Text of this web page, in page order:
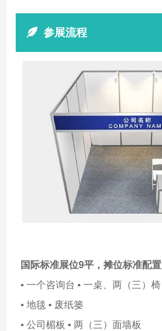
参展流程
国际标准展位9平，摊位标准配置
• 一个咨询台 • 一桌、两（三）椅
• 地毯 • 废纸篓
• 公司楣板 • 两（三）面墙板